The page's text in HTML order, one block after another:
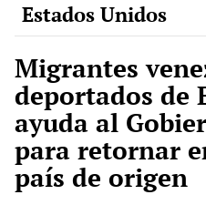
Estados Unidos
Migrantes
deportados de
ayuda al
para retornar
país de origen